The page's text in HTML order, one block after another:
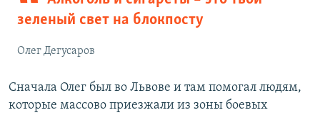
зеленый свет на блокпосту
Олег Дегусаров
Сначала Олег был во Львове и там помогал людям,
которые массово приезжали из зоны боевых